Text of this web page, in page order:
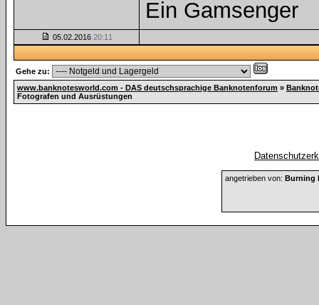
Ein Gamsenger
05.02.2016 20:11
Gehe zu:
www.banknotesworld.com - DAS deutschsprachige Banknotenforum »
Fotografen und Ausrüstungen
angetrieben von: Burning